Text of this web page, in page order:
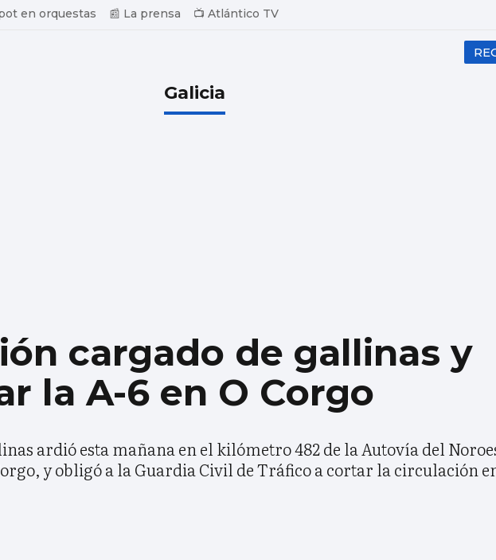
en orquestas 📰 La prensa 📺 Atlántico TV
Galicia
cargado de gallinas y
la A-6 en O Corgo
ardió esta mañana en el kilómetro 482 de la Autovía del
y obligó a la Guardia Civil de Tráfico a cortar la circulación